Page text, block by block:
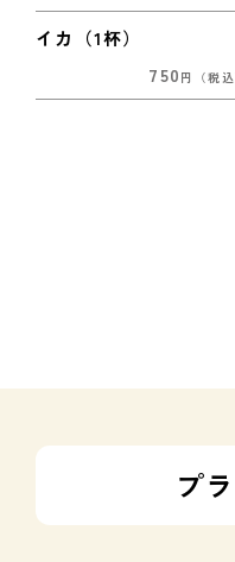
イカ（1杯）
750 円 （税込
プ